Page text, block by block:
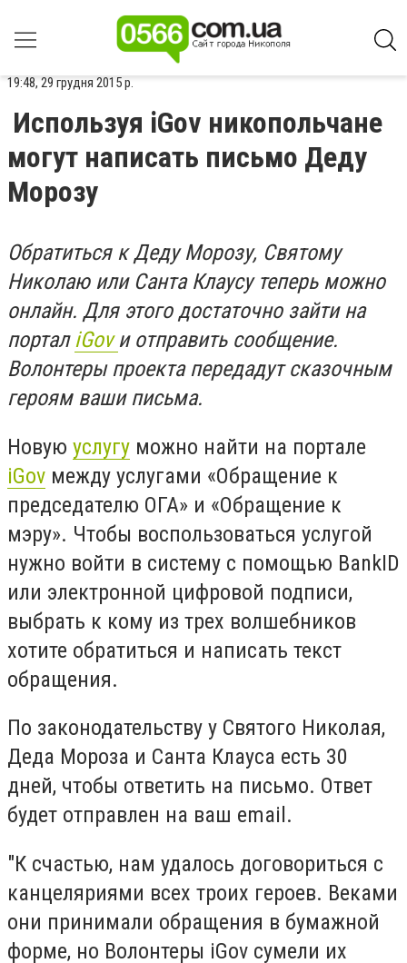
19:48, 29 грудня 2015 р.
Используя iGov никопольчане
могут написать письмо Деду
Морозу
Обратиться к Деду Морозу, Святому
Николаю или Санта Клаусу теперь можно
онлайн. Для этого достаточно зайти на
порталiGovи отправить сообщение.
Волонтеры проекта передадут сказочным
героям ваши письма.
Новую услугу можно найти на портале
iGov между услугами «Обращение к
председателю ОГА» и «Обращение к
мэру». Чтобы воспользоваться услугой
нужно войти в систему с помощью BankID
или электронной цифровой подписи,
выбрать к кому из трех волшебников
хотите обратиться и написать текст
обращения.
По законодательству у Святого Николая,
Деда Мороза и Санта Клауса есть 30
дней, чтобы ответить на письмо. Ответ
будет отправлен на ваш email.
"К счастью, нам удалось договориться с
канцеляриями всех троих героев. Веками
они принимали обращения в бумажной
форме, но Волонтеры iGov сумели их